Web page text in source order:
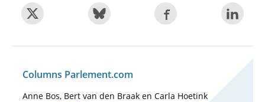
Columns Parlement.com
Anne Bos, Bert van den Braak en Carla Hoetink